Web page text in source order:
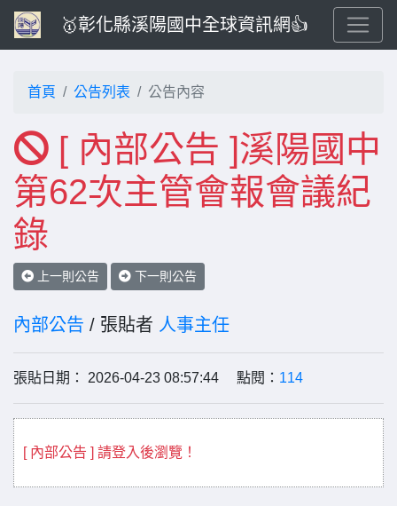
🥇彰化縣溪陽國中全球資訊網👍
首頁 公告列表 公告內容
[ 內部公告 ]溪陽國中
第62次主管會報會議紀
錄
上一則公告 下一則公告
內部公告 / 張貼者 人事主任
張貼日期： 2026-04-23 08:57:44 點閱： 114
[ 內部公告 ] 請登入後瀏覽！